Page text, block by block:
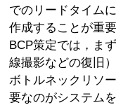
でのリードタイム
作成することが重要
BCP策定では，ま
線撮影などの復旧
ボトルネックリソ
要なのがシステム